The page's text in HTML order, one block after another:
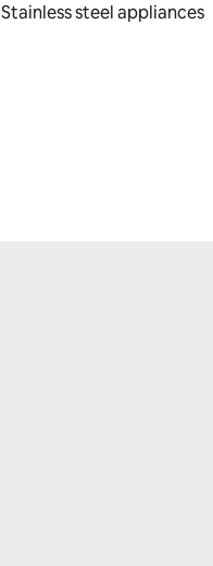
Stainless steel appliances